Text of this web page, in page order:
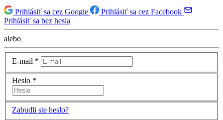
Prihlásiť sa cez Google
Prihlásiť sa cez Facebook
Prihlásiť sa bez hesla
alebo
E-mail *
Heslo *
Zabudli ste heslo?